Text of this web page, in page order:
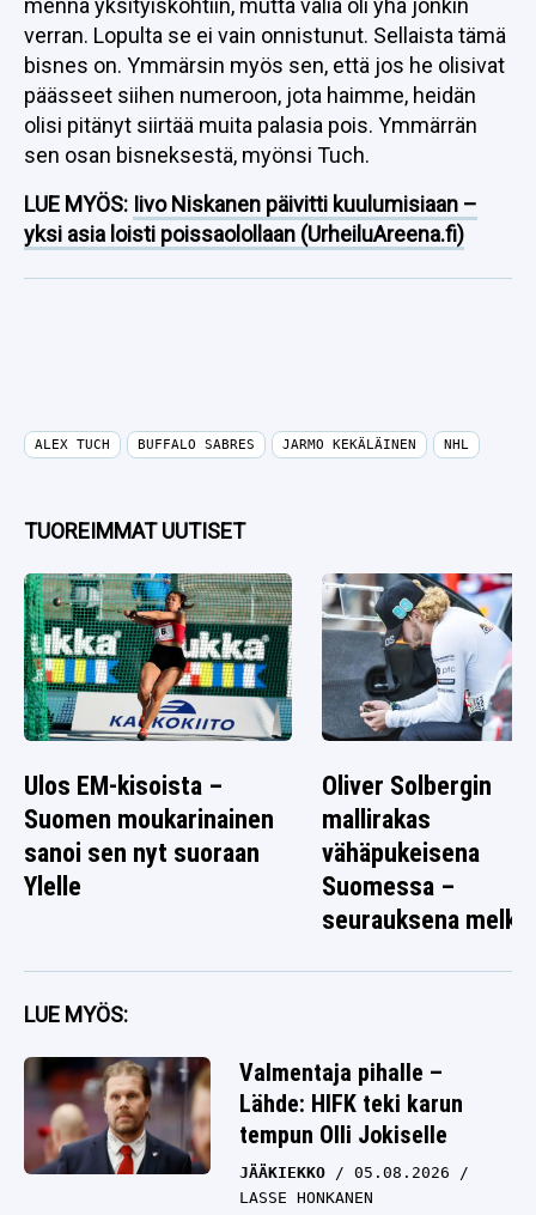
mennä yksityiskohtiin, mutta väliä oli yhä jonkin
verran. Lopulta se ei vain onnistunut. Sellaista tämä
bisnes on. Ymmärsin myös sen, että jos he olisivat
päässeet siihen numeroon, jota haimme, heidän
olisi pitänyt siirtää muita palasia pois. Ymmärrän
sen osan bisneksestä, myönsi Tuch.
LUE MYÖS: Iivo Niskanen päivitti kuulumisiaan –
yksi asia loisti poissaolollaan (UrheiluAreena.fi)
ALEX TUCH BUFFALO SABRES JARMO KEKÄLÄINEN NHL
TUOREIMMAT UUTISET
Ulos EM-kisoista –
Suomen moukarinainen
sanoi sen nyt suoraan
Ylelle
Oliver Solbergin
mallirakas
vähäpukeisena
Suomessa –
seurauksena
LUE MYÖS:
Valmentaja pihalle –
Lähde: HIFK teki karun
tempun Olli Jokiselle
JÄÄKIEKKO
05.08.2026
LASSE HONKANEN